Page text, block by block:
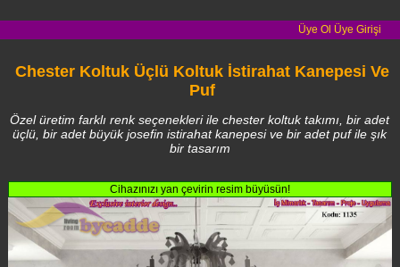
Üye Ol Üye Girişi
Chester Koltuk Üçlü Koltuk İstirahat Kanepesi Ve
Puf
Özel üretim farklı renk seçenekleri ile chester koltuk takımı, bir adet
üçlü, bir adet büyük josefin istirahat kanepesi ve bir adet puf ile şık
bir tasarım
Cihazınızı yan çevirin resim büyüsün!